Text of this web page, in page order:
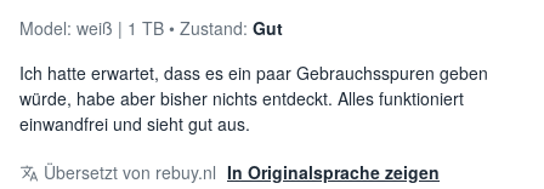
Model: weiß 1 TB Zustand: Gut
Ich hatte erwartet, dass es ein paar Gebrauchsspuren geben
würde, habe aber bisher nichts entdeckt. Alles funktioniert
einwandfrei und sieht gut aus.
Übersetzt von rebuy.nl In Originalsprache zeigen